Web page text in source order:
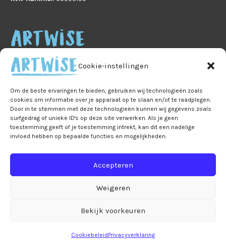
Cookie-instellingen
Om de beste ervaringen te bieden, gebruiken wij technologieën zoals
cookies om informatie over je apparaat op te slaan en/of te raadplegen.
Door in te stemmen met deze technologieën kunnen wij gegevens zoals
surfgedrag of unieke ID's op deze site verwerken. Als je geen
toestemming geeft of je toestemming intrekt, kan dit een nadelige
invloed hebben op bepaalde functies en mogelijkheden.
Accepteren
Weigeren
Bekijk voorkeuren
CookiebeleidPrivacyverklaring
september verzonden!Negeren
Home Veelgestelde vragen B2B
Privacy
Algemene voorwaarden
Privacy
Ruilen & retourneren
Leveringen & verzendkosten
Bestelling & betaling
Over Artwise